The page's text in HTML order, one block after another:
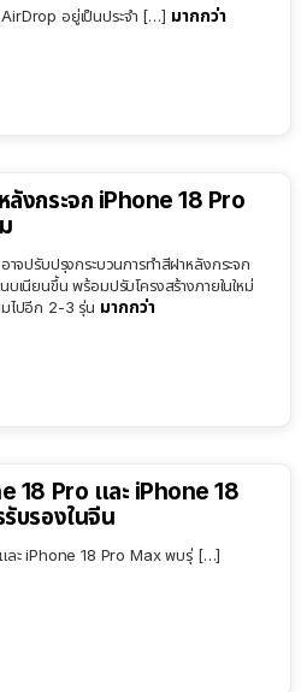
อยู่เป็นประจำ […] มากกว่า
งกระจก iPhone 18 Pro
จปรับปรุงกระบวนการทำสีฝาหลังกระจก
บเนียนขึ้น พร้อมปรับโครงสร้างภายในใหม่
มไปอีก 2-3 รุ่น มากกว่า
18 Pro และ iPhone 18
บรองในจีน
ละ iPhone 18 Pro Max พบรุ่ […]